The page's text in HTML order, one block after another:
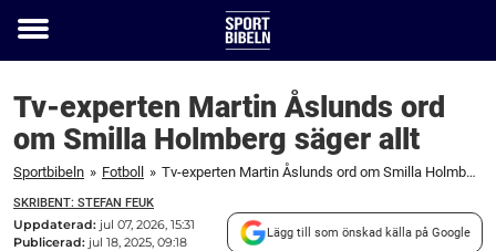
Toggle
Tv-experten Martin Åslunds ord
om Smilla Holmberg säger allt
Sportbibeln » Fotboll » Tv-experten Martin Åslunds ord om Smilla Holmberg säger allt
SKRIBENT: STEFAN FEUK
Uppdaterad: jul 07, 2026, 15:31
Publicerad: jul 18, 2025, 09:18
Lägg till som önskad källa på Google